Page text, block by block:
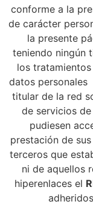
conforme a la
de carácter
la presente
teniendo ningún
los
datos personales
titular de la red
de servicios
pudiesen
prestación de
terceros que
ni de aquellos
hiperenlaces el